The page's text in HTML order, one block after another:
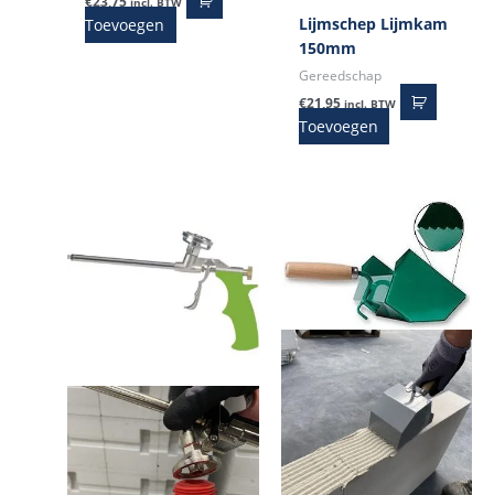
Toevoegen
Lijmschep Lijmkam
150mm
Gereedschap
€21,95 incl. BTW
Toevoegen